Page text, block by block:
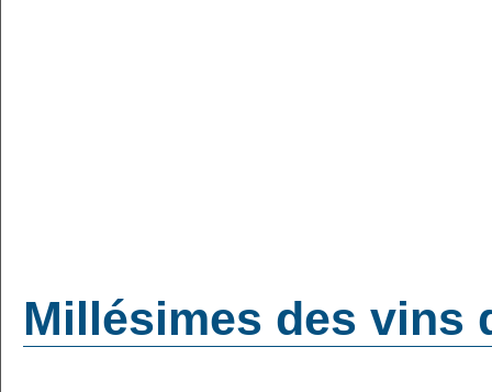
Millésimes des vins